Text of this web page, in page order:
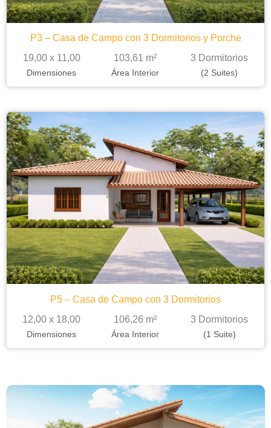
P3 – Casa de Campo con 3 Dormitorios y Porche
19,00 x 11,00
Dimensiones
103,61 m²
Área Interior
3 Dormitorios
(2 Suites)
P5 – Casa de Campo con 3 Dormitorios
12,00 x 18,00
Dimensiones
106,26 m²
Área Interior
3 Dormitorios
(1 Suite)